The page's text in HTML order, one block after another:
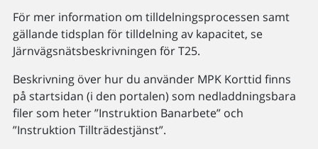
För mer information om tilldelningsprocessen samt
gällande tidsplan för tilldelning av kapacitet, se
Järnvägsnätsbeskrivningen för T25.
Beskrivning över hur du använder MPK Korttid finns
på startsidan (i den portalen) som nedladdningsbara
filer som heter ”Instruktion Banarbete” och
”Instruktion Tillträdestjänst”.